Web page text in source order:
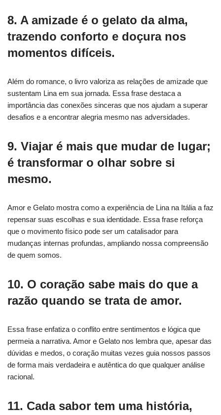
8. A amizade é o gelato da alma,
trazendo conforto e doçura nos
momentos difíceis.
Além do romance, o livro valoriza as relações de amizade que
sustentam Lina em sua jornada. Essa frase destaca a
importância das conexões sinceras que nos ajudam a superar
desafios e a encontrar alegria mesmo nas adversidades.
9. Viajar é mais que mudar de lugar;
é transformar o olhar sobre si
mesmo.
Amor e Gelato mostra como a experiência de Lina na Itália a faz
repensar suas escolhas e sua identidade. Essa frase reforça
que o movimento físico pode ser um catalisador para
mudanças internas profundas, ampliando nossa compreensão
de quem somos.
10. O coração sabe mais do que a
razão quando se trata de amor.
Essa frase enfatiza o conflito entre sentimentos e lógica que
permeia a narrativa. Amor e Gelato nos lembra que, apesar das
dúvidas e medos, o coração muitas vezes guia nossos passos
de forma mais verdadeira e autêntica do que qualquer análise
racional.
11. Cada sabor tem uma história,